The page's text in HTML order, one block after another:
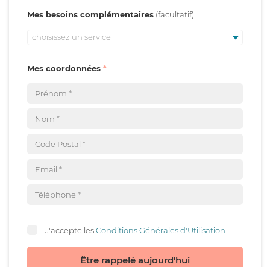
Mes besoins complémentaires
choisissez un service
Mes coordonnées
J'accepte lesConditions Générales d'Utilisation
Être rappelé aujourd'hui